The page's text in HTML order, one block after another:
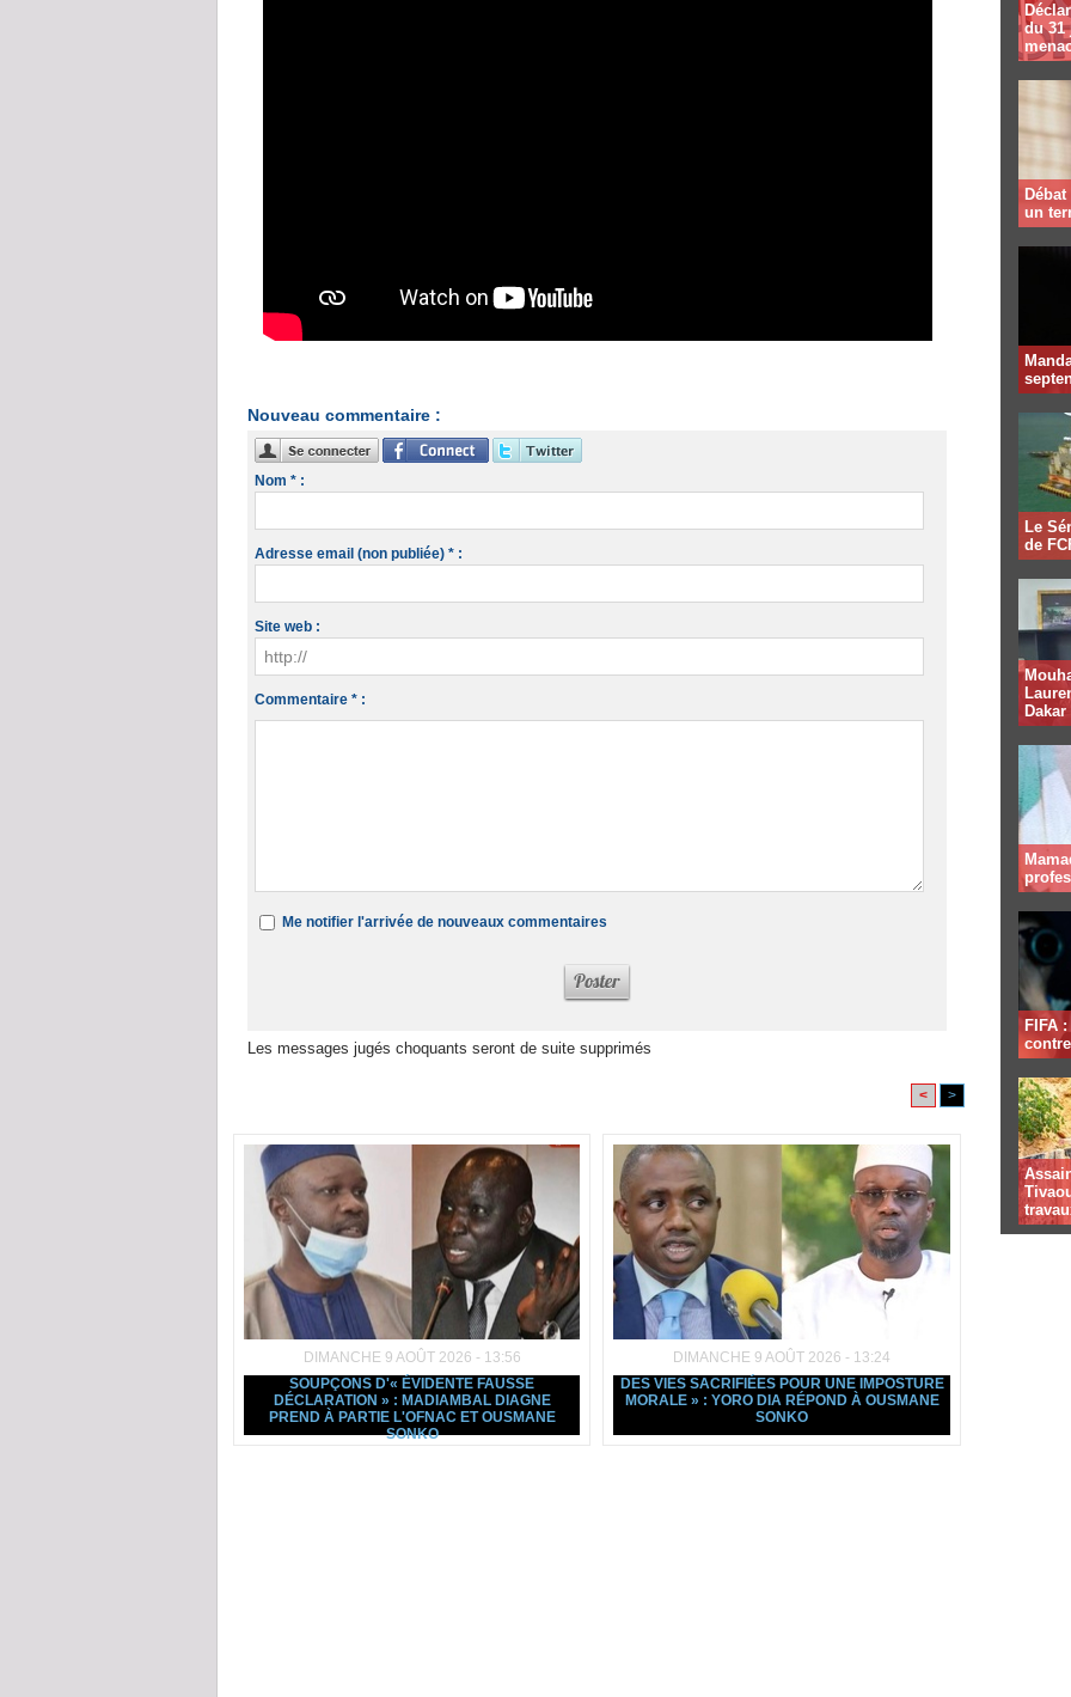
Nouveau commentaire :
Nom * :
Adresse email (non publiée) * :
Site web :
Commentaire * :
Me notifier l'arrivée de nouveaux commentaires
Les messages jugés choquants seront de suite supprimés
< >
DIMANCHE 9 AOÛT 2026 - 13:56
SOUPÇONS D'« ÉVIDENTE FAUSSE
DÉCLARATION » : MADIAMBAL DIAGNE
PREND À PARTIE L'OFNAC ET OUSMANE
SONKO
DIMANCHE 9 AOÛT 2026 - 13:24
DES VIES SACRIFIÉES POUR UNE IMPOSTURE
MORALE » : YORO DIA RÉPOND À OUSMANE
SONKO
du 31
un
Le
de
Dakar
FIFA